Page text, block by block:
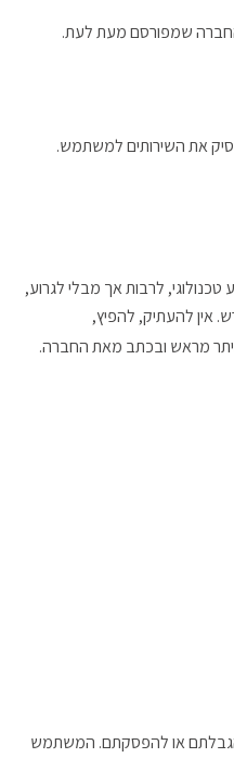
החברה שמפורסם מעת לעת.
את השירותים למשתמש.
טכנולוגי, לרבות אך מבלי לגרוע,
אין להעתיק, להפיץ,
מראש ובכתב מאת החברה.
הגבלתם או להפסקתם. המשתמש